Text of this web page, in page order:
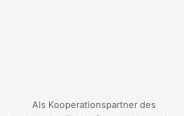
Als Kooperationspartner des